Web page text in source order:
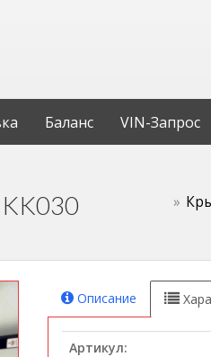
Баланс VIN-Запрос
Описание
Артикул: